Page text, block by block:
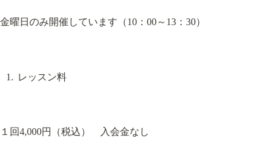
金曜日のみ開催しています（10：00～13：30）
レッスン料
１回4,000円（税込）　入会金なし